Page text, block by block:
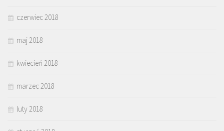
czerwiec 2018
maj 2018
kwiecień 2018
marzec 2018
luty 2018